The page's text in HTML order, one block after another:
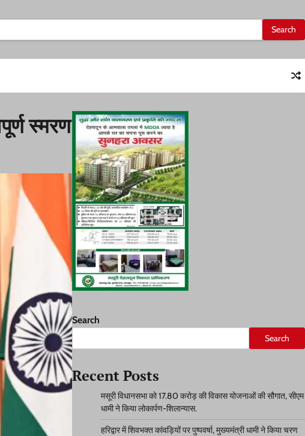
स्मरण
Search
Search
Recent Posts
मसूरी विधानसभा को 17.80 करोड़ की विकास योजनाओं की सौगात, सीएम
धामी ने किया लोकार्पण-शिलान्यास.
हरिद्वार में शिवभक्त कांवड़ियों पर पुष्पवर्षा, मुख्यमंत्री धामी ने किया चरण